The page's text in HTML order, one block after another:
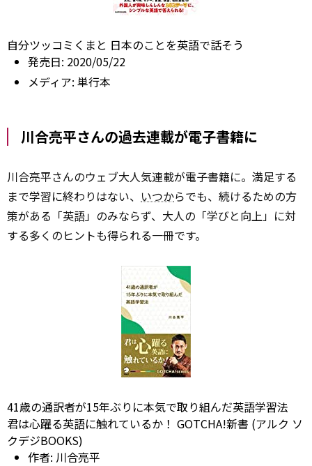
自分ツッコミくまと 日本のことを英語で話そう
発売日: 2020/05/22
メディア: 単行本
川合亮平さんの過去連載が電子書籍に
川合亮平さんのウェブ大人気連載が電子書籍に。満足する
まで学習に終わりはない、 いつからでも、続けるための方
策がある――「英語」のみならず、大人の「学びと向上」に対
する多くのヒントも得られる一冊です。
41歳の通訳者が15年ぶりに本気で取り組んだ英語学習法
君は心躍る英語に触れているか！ GOTCHA!新書 (アルク ソ
クデジBOOKS)
作者: 川合亮平